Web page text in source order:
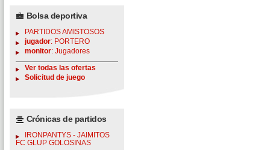
Bolsa deportiva
PARTIDOS AMISTOSOS
jugador: PORTERO
monitor: Jugadores
Ver todas las ofertas
Solicitud de juego
Crónicas de partidos
IRONPANTYS - JAIMITOS
FC GLUP GOLOSINAS